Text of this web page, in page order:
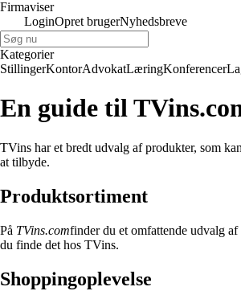
Firmaviser
LoginOpret brugerNyhedsbreve
Kategorier
StillingerKontorAdvokatLæringKonferencer
En guide til
TVins har et bredt udvalg af produkter, som
at tilbyde.
Produktsortiment
På TVins.comfinder du et omfattende udvalg
du finde det hos TVins.
Shoppingoplevelse